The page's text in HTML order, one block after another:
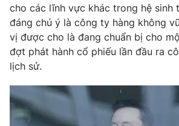
VTV4 Vươn
VTV9 VTV8
cho các lĩnh vực khác trong hệ sinh
đáng chú ý là công ty hàng không
vị được cho là đang chuẩn bị cho
đợt phát hành cổ phiếu lần đầu ra
lịch sử.